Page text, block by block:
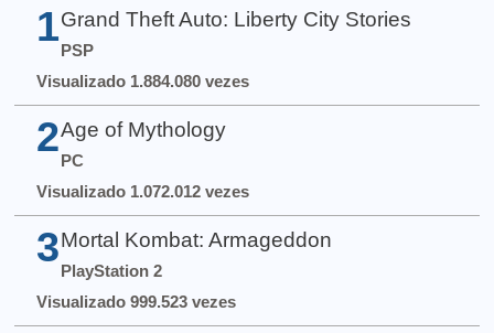
1 Grand Theft Auto: Liberty City Stories
PSP
Visualizado 1.884.080 vezes
2 Age of Mythology
PC
Visualizado 1.072.012 vezes
3 Mortal Kombat: Armageddon
PlayStation 2
Visualizado 999.523 vezes